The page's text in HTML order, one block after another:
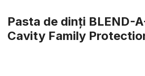
Pasta de dinți BLEND-
Cavity Family